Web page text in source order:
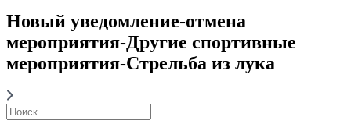
Новый уведомление-отмена
мероприятия-Другие спортивные
мероприятия-Стрельба из лука